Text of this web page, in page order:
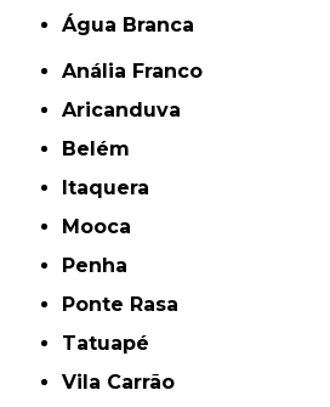
Água Branca
Anália Franco
Aricanduva
Belém
Itaquera
Mooca
Penha
Ponte Rasa
Tatuapé
Vila Carrão